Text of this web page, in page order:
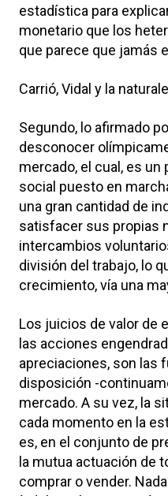
estadística para
monetario que los
que parece que jamás
Carrió, Vidal y la
Segundo, lo afirmado
desconocer
mercado, el cual, es
social puesto en
una gran cantidad de
satisfacer sus propias
intercambios
división del trabajo, lo
crecimiento, vía una
Los juicios de valor de
las acciones
apreciaciones, son las
disposición -
mercado. A su vez, la
cada momento en la
es, en el conjunto de
la mutua actuación de
comprar o vender.